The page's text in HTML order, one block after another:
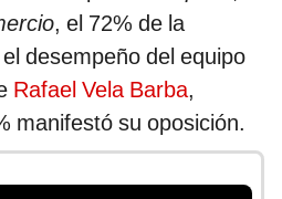
, el 72% de la
desempeño del equipo
Rafael Vela Barba,
manifestó su oposición.